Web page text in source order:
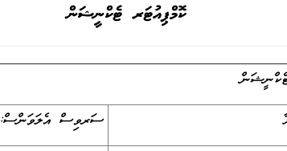
ކޮމްޕިއުޓަރ ޓެކްނީޝަން
ސަރވިސް އެލަވަންސް: